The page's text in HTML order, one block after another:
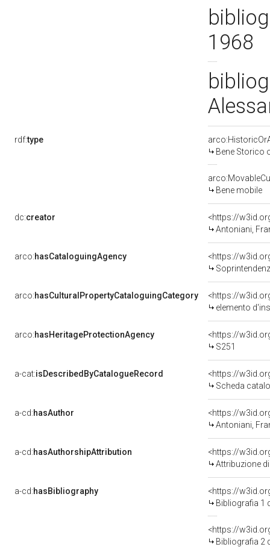
1968
rdf:type
Bene Storico
Bene mobile
dc:creator
<https://
Antoniani,
arco:hasCataloguingAgency
<https://
arco:hasCulturalPropertyCataloguingCategory
<https://
elemento
arco:hasHeritageProtectionAgency
<https://
S251
a-cat:isDescribedByCatalogueRecord
<https://
Scheda
a-cd:hasAuthor
<https://
Antoniani,
a-cd:hasAuthorshipAttribution
<https://
Attribuzione
a-cd:hasBibliography
<https://
Bibliografia 1
<https://
Bibliografia 2